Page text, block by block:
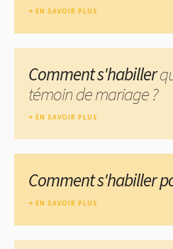
EN SAVOIR PLUS
Comment s'habiller
témoin de mariage ?
EN SAVOIR PLUS
Comment s'habiller
EN SAVOIR PLUS